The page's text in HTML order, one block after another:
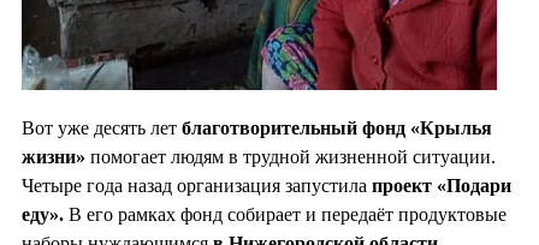
Вот уже десять лет благотворительный фонд «Крылья
жизни» помогает людям в трудной жизненной ситуации.
Четыре года назад организация запустила проект «Подари
еду». В его рамках фонд собирает и передаёт продуктовые